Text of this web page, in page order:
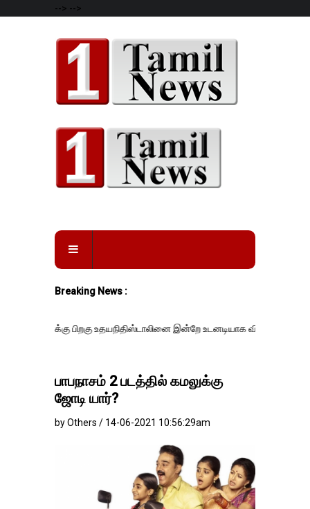
--> -->
Breaking News :
பிறகு உதயநிதிஸ்டாலினை இன்றே உடனடியாக விடுவிக்கப்பட வேண்.
பாபநாசம் 2 படத்தில் கமலுக்கு
ஜோடி யார்?
by Others / 14-06-2021 10:56:29am